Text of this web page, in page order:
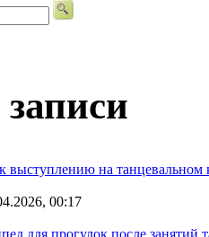
выступлению на танцевальном
00:17
для прогулок после занятий